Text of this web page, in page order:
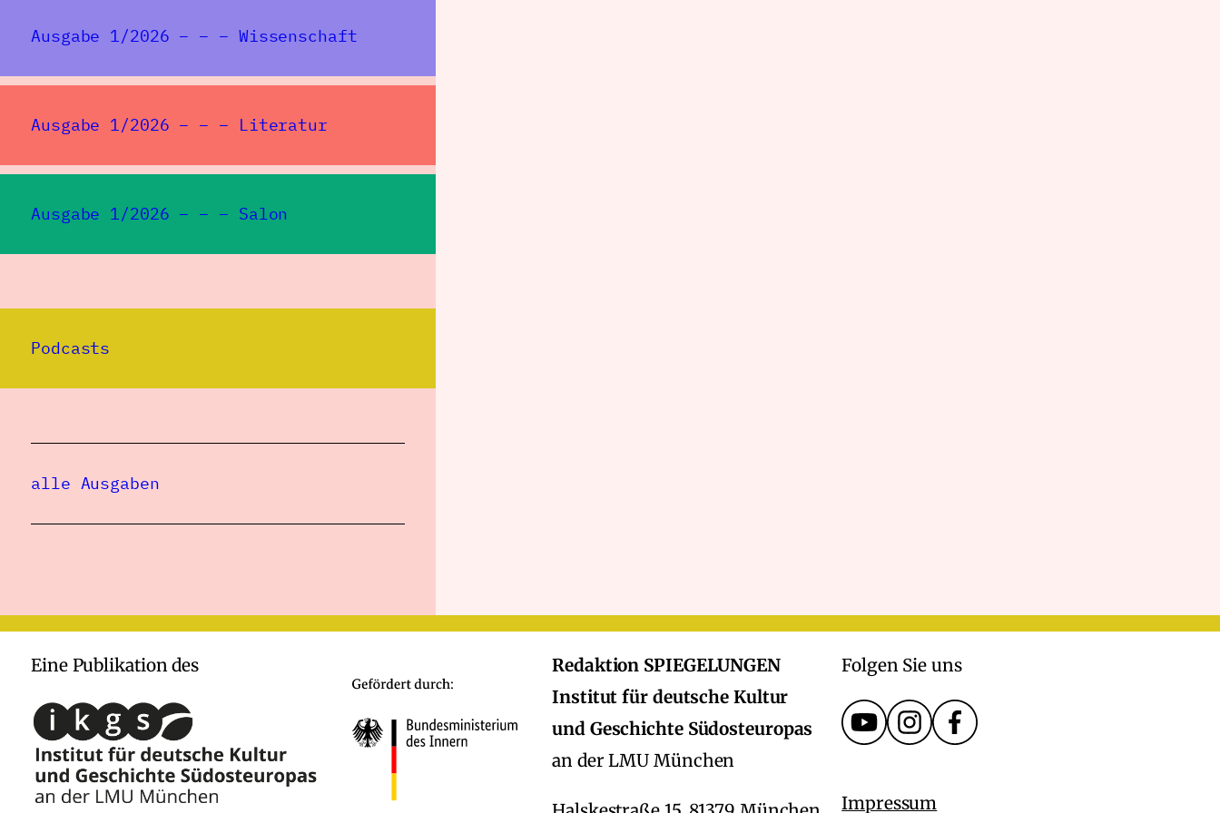
Ausgabe 1/2026 – – – Wissenschaft
Ausgabe 1/2026 – – – Literatur
Ausgabe 1/2026 – – – Salon
Podcasts
alle Ausgaben
Eine Publikation des
Redaktion SPIEGELUNGEN
Institut für deutsche Kultur
und Geschichte Südosteuropas
an der LMU München
Folgen Sie uns
Impressum